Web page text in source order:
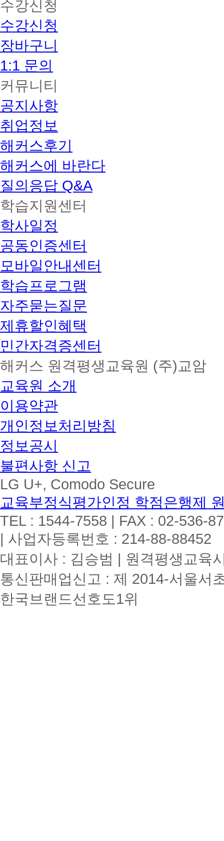
수강신청
수강신청
장바구니
1:1 문의
커뮤니티
공지사항
취업정보
해커스후기
해커스에 바란다
질의응답 Q&A
학습지원센터
학사일정
공동인증센터
모바일안내센터
학습프로그램
자주묻는질문
제휴할인혜택
민간자격증센터
해커스 원격평생교육원 (주)교암
교육원 소개
이용약관
개인정보처리방침
정보공시
불편사항 신고
LG U+, Comodo Secure
교육부정식평가인정 학점은행제
TEL : 1544-7558 | FAX : 02-536-
| 사업자등록번호 : 214-88-88452
대표이사 : 김승범 | 원격평생교육
통신판매업신고 : 제 2014-서울서
한국브랜드선호도1위